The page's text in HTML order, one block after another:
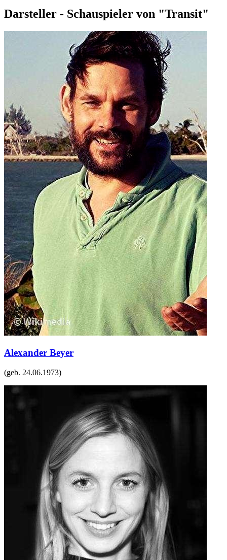
Darsteller - Schauspieler von "Transit"
Alexander Beyer
(geb. 24.06.1973)